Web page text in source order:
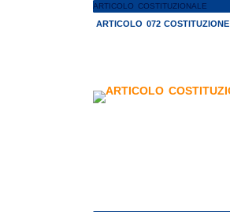
ARTICOLO COSTITUZIONALE
ARTICOLO 072 COSTITUZIONE